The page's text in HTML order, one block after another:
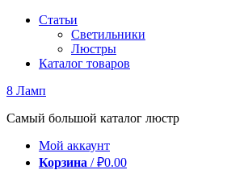
Перейти
содержимому
Статьи
Светильники
Люстры
Каталог товаров
8 Ламп
Самый большой каталог люстр
Мой аккаунт
Корзина /₽0.00